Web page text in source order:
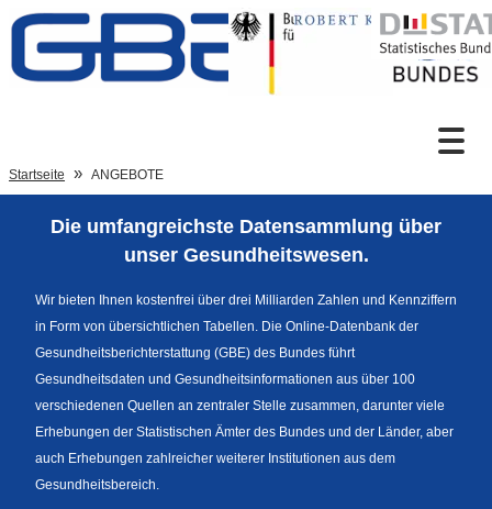
Zum Inhalt
Sprachumschaltung
Fußzeile
Startseite ANGEBOTE
Die umfangreichste Datensammlung über
unser Gesundheitswesen.
Wir bieten Ihnen kostenfrei über drei Milliarden Zahlen und Kennziffern
in Form von übersichtlichen Tabellen. Die Online-Datenbank der
Gesundheitsberichterstattung (GBE) des Bundes führt
Gesundheitsdaten und Gesundheitsinformationen aus über 100
verschiedenen Quellen an zentraler Stelle zusammen, darunter viele
Erhebungen der Statistischen Ämter des Bundes und der Länder, aber
auch Erhebungen zahlreicher weiterer Institutionen aus dem
Gesundheitsbereich.